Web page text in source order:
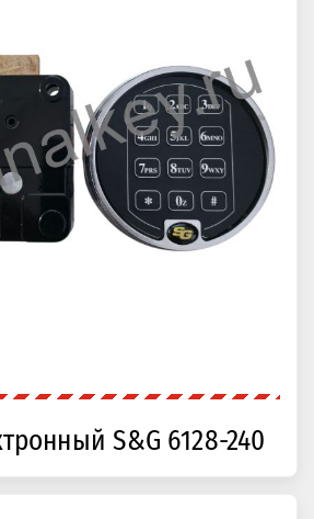
S&G 6128-240